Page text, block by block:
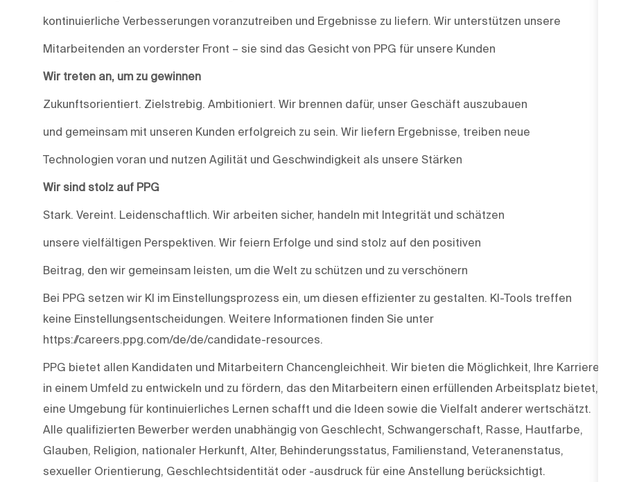
kontinuierliche Verbesserungen voranzutreiben und Ergebnisse zu liefern. Wir unterstützen unsere
Mitarbeitenden an vorderster Front – sie sind das Gesicht von PPG für unsere Kunden
Wir treten an, um zu gewinnen
Zukunftsorientiert. Zielstrebig. Ambitioniert. Wir brennen dafür, unser Geschäft auszubauen
und gemeinsam mit unseren Kunden erfolgreich zu sein. Wir liefern Ergebnisse, treiben neue
Technologien voran und nutzen Agilität und Geschwindigkeit als unsere Stärken
Wir sind stolz auf PPG
Stark. Vereint. Leidenschaftlich. Wir arbeiten sicher, handeln mit Integrität und schätzen
unsere vielfältigen Perspektiven. Wir feiern Erfolge und sind stolz auf den positiven
Beitrag, den wir gemeinsam leisten, um die Welt zu schützen und zu verschönern
Bei PPG setzen wir KI im Einstellungsprozess ein, um diesen effizienter zu gestalten. KI-Tools treffen
keine Einstellungsentscheidungen. Weitere Informationen finden Sie unter
https://careers.ppg.com/de/de/candidate-resources.
PPG bietet allen Kandidaten und Mitarbeitern Chancengleichheit. Wir bieten die Möglichkeit, Ihre Karriere
in einem Umfeld zu entwickeln und zu fördern, das den Mitarbeitern einen erfüllenden Arbeitsplatz bietet,
eine Umgebung für kontinuierliches Lernen schafft und die Ideen sowie die Vielfalt anderer wertschätzt.
Alle qualifizierten Bewerber werden unabhängig von Geschlecht, Schwangerschaft, Rasse, Hautfarbe,
Glauben, Religion, nationaler Herkunft, Alter, Behinderungsstatus, Familienstand, Veteranenstatus,
sexueller Orientierung, Geschlechtsidentität oder -ausdruck für eine Anstellung berücksichtigt.